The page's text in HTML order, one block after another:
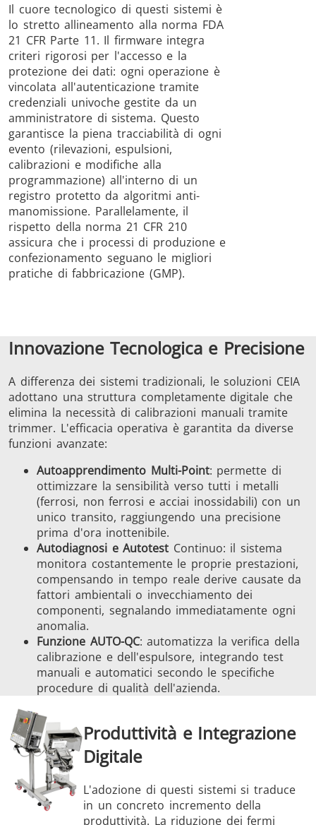
Il cuore tecnologico di questi sistemi è
lo stretto allineamento alla norma FDA
21 CFR Parte 11. Il firmware integra
criteri rigorosi per l'accesso e la
protezione dei dati: ogni operazione è
vincolata all'autenticazione tramite
credenziali univoche gestite da un
amministratore di sistema. Questo
garantisce la piena tracciabilità di ogni
evento (rilevazioni, espulsioni,
calibrazioni e modifiche alla
programmazione) all'interno di un
registro protetto da algoritmi anti-
manomissione. Parallelamente, il
rispetto della norma 21 CFR 210
assicura che i processi di produzione e
confezionamento seguano le migliori
pratiche di fabbricazione (GMP).
Innovazione Tecnologica e Precisione
A differenza dei sistemi tradizionali, le soluzioni CEIA
adottano una struttura completamente digitale che
elimina la necessità di calibrazioni manuali tramite
trimmer. L'efficacia operativa è garantita da diverse
funzioni avanzate:
Autoapprendimento Multi-Point: permette di
ottimizzare la sensibilità verso tutti i metalli
(ferrosi, non ferrosi e acciai inossidabili) con un
unico transito, raggiungendo una precisione
prima d'ora inottenibile.
Autodiagnosi e Autotest Continuo: il sistema
monitora costantemente le proprie prestazioni,
compensando in tempo reale derive causate da
fattori ambientali o invecchiamento dei
componenti, segnalando immediatamente ogni
anomalia.
Funzione AUTO-QC: automatizza la verifica della
calibrazione e dell'espulsore, integrando test
manuali e automatici secondo le specifiche
procedure di qualità dell'azienda.
Produttività e Integrazione
Digitale
L'adozione di questi sistemi si traduce
in un concreto incremento della
produttività. La riduzione dei fermi